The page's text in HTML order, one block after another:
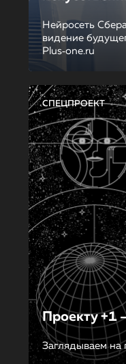
Нейросеть
видение
Plus‑one.ru
СПЕЦПРОЕКТ
Проекту +1
Заглядываем на